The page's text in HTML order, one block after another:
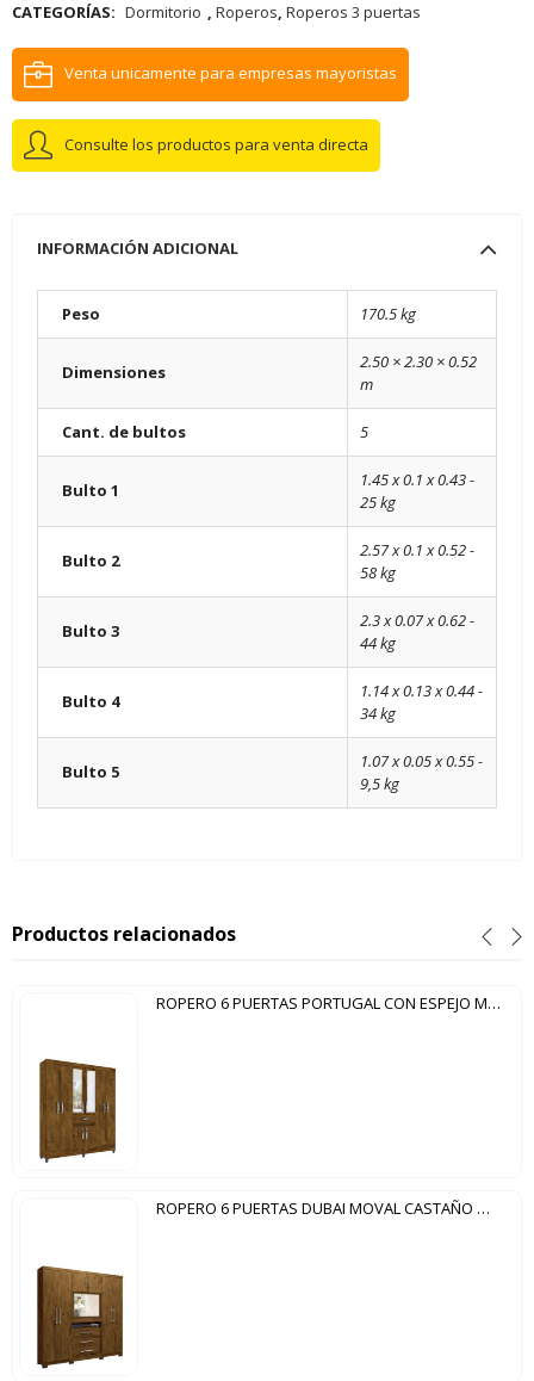
CATEGORÍAS: Dormitorio , Roperos, Roperos 3 puertas
Venta unicamente para empresas mayoristas
Consulte los productos para venta directa
INFORMACIÓN ADICIONAL
Peso 170.5 kg
Dimensiones
2.50 × 2.30 × 0.52
m
Cant. de bultos 5
Bulto 1
1.45 x 0.1 x 0.43 -
25 kg
Bulto 2
2.57 x 0.1 x 0.52 -
58 kg
Bulto 3
2.3 x 0.07 x 0.62 -
44 kg
Bulto 4
1.14 x 0.13 x 0.44 -
34 kg
Bulto 5
1.07 x 0.05 x 0.55 -
9,5 kg
Productos relacionados
ROPERO 6 PUERTAS PORTUGAL CON ESPEJO MOVAL CASTAÑO WOOD
ROPERO 6 PUERTAS DUBAI MOVAL CASTAÑO WOOD